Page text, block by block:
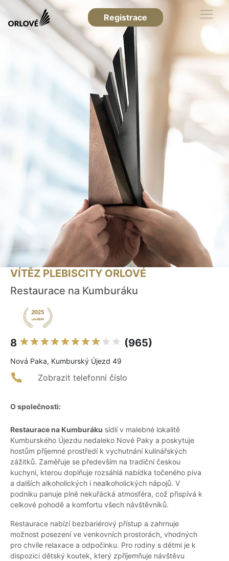
Registrace
VÍTĚZ PLEBISCITY ORLOVÉ
Restaurace na Kumburáku
8 (965)
Nová Paka, Kumburský Újezd 49
Zobrazit telefonní číslo
O společnosti:
Restaurace na Kumburáku sídlí v malebné lokalitě
Kumburského Újezdu nedaleko Nové Paky a poskytuje
hostům příjemné prostředí k vychutnání kulinářských
zážitků. Zaměřuje se především na tradiční českou
kuchyni, kterou doplňuje rozsáhlá nabídka točeného piva
a dalších alkoholických i nealkoholických nápojů. V
podniku panuje plně nekuřácká atmosféra, což přispívá k
celkové pohodě a komfortu všech návštěvníků.
Restaurace nabízí bezbariérový přístup a zahrnuje
možnost posezení ve venkovních prostorách, vhodných
pro chvíle relaxace a odpočinku. Pro rodiny s dětmi je k
dispozici dětský koutek, který zpříjemňuje návštěvu